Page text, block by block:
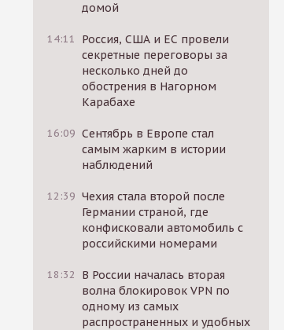
домой
14:11
Россия, США и ЕС провели
секретные переговоры за
несколько дней до
обострения в Нагорном
Карабахе
16:09 Сентябрь в Европе стал
самым жарким в истории
наблюдений
12:39 Чехия стала второй после
Германии страной, где
конфисковали автомобиль с
российскими номерами
18:32
В России началась вторая
волна блокировок VPN по
одному из самых
распространенных и удобных